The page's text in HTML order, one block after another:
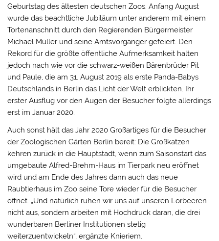
Geburtstag des ältesten deutschen Zoos. Anfang August
wurde das beachtliche Jubiläum unter anderem mit einem
Tortenanschnitt durch den Regierenden Bürgermeister
Michael Müller und seine Amtsvorgänger gefeiert. Den
Rekord für die größte öffentliche Aufmerksamkeit halten
jedoch nach wie vor die schwarz-weißen Bärenbrüder Pit
und Paule, die am 31. August 2019 als erste Panda-Babys
Deutschlands in Berlin das Licht der Welt erblickten. Ihr
erster Ausflug vor den Augen der Besucher folgte allerdings
erst im Januar 2020.
Auch sonst hält das Jahr 2020 Großartiges für die Besucher
der Zoologischen Gärten Berlin bereit: Die Großkatzen
kehren zurück in die Hauptstadt, wenn zum Saisonstart das
umgebaute Alfred-Brehm-Haus im Tierpark neu eröffnet
wird und am Ende des Jahres dann auch das neue
Raubtierhaus im Zoo seine Tore wieder für die Besucher
öffnet. „Und natürlich ruhen wir uns auf unseren Lorbeeren
nicht aus, sondern arbeiten mit Hochdruck daran, die drei
wunderbaren Berliner Institutionen stetig
weiterzuentwickeln“, ergänzte Knieriem.